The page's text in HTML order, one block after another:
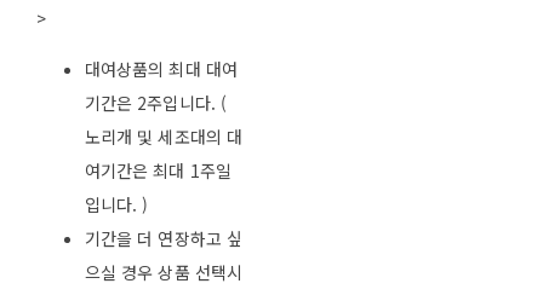
>
대여상품의 최대 대여
기간은 2주입니다. (
노리개 및 세조대의 대
여기간은 최대 1주일
입니다. )
기간을 더 연장하고 싶
으실 경우 상품 선택시